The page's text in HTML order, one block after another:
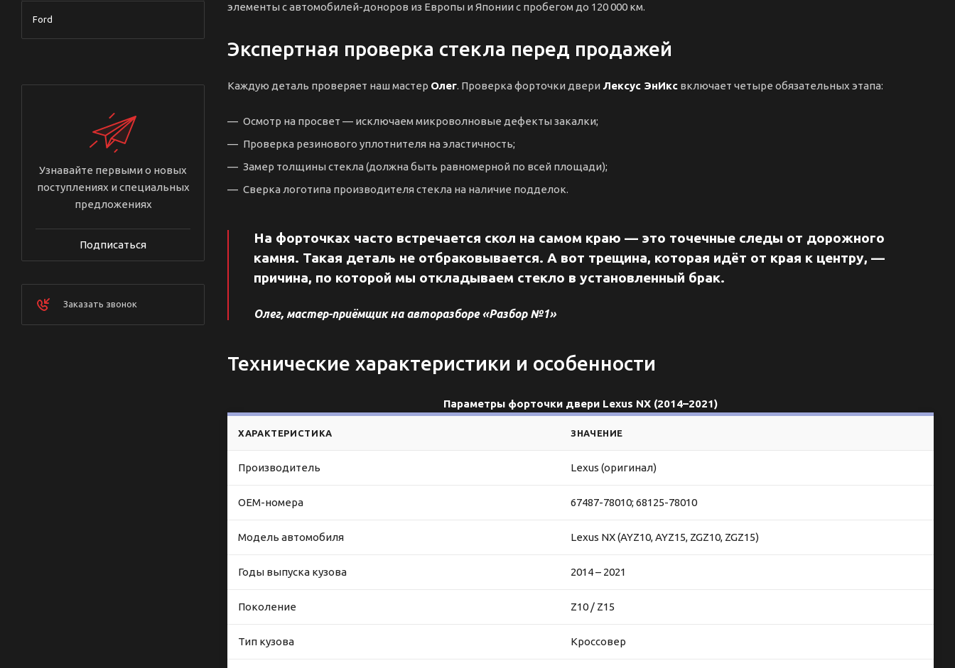
элементы с автомобилей-доноров из Европы и Японии с пробегом до 120 000 км.
Экспертная проверка стекла перед продажей
Каждую деталь проверяет наш мастер Олег. Проверка форточки двери Лексус ЭнИкс включает четыре обязательных этапа:
Осмотр на просвет — исключаем микроволновые дефекты закалки;
Проверка резинового уплотнителя на эластичность;
Замер толщины стекла (должна быть равномерной по всей площади);
Сверка логотипа производителя стекла на наличие подделок.
На форточках часто встречается скол на самом краю — это точечные следы от дорожного
камня. Такая деталь не отбраковывается. А вот трещина, которая идёт от края к центру, —
причина, по которой мы откладываем стекло в установленный брак.
Олег, мастер-приёмщик на авторазборе «Разбор №1»
Технические характеристики и особенности
Параметры форточки двери Lexus NX (2014–2021)
ХАРАКТЕРИСТИКА ЗНАЧЕНИЕ
Производитель Lexus (оригинал)
OEM-номера 67487-78010; 68125-78010
Модель автомобиля Lexus NX (AYZ10, AYZ15, ZGZ10, ZGZ15)
Годы выпуска кузова 2014 – 2021
Поколение Z10 / Z15
Тип кузова Кроссовер
Ford
Узнавайте первыми о новых
поступлениях и специальных
предложениях
Подписаться
Заказать звонок